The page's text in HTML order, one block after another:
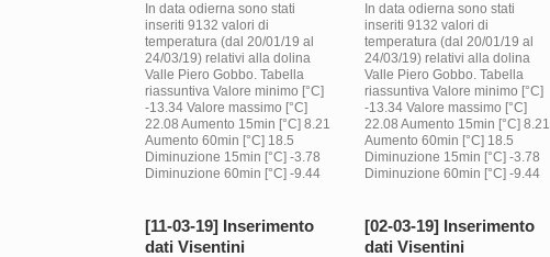
In data odierna sono stati
inseriti 9132 valori di
temperatura (dal 20/01/19 al
24/03/19) relativi alla dolina
Valle Piero Gobbo. Tabella
riassuntiva Valore minimo [°C]
-13.34 Valore massimo [°C]
22.08 Aumento 15min [°C] 8.21
Aumento 60min [°C] 18.5
Diminuzione 15min [°C] -3.78
Diminuzione 60min [°C] -9.44
In data odierna sono stati
inseriti 9132 valori di
temperatura (dal 20/01/19 al
24/03/19) relativi alla dolina
Valle Piero Gobbo. Tabella
riassuntiva Valore minimo [°C]
-13.34 Valore massimo [°C]
22.08 Aumento 15min [°C] 8.21
Aumento 60min [°C] 18.5
Diminuzione 15min [°C] -3.78
Diminuzione 60min [°C] -9.44
[11-03-19] Inserimento
dati Visentini
[02-03-19] Inserimento
dati Visentini